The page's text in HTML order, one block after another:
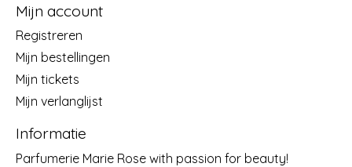
Mijn account
Registreren
Mijn bestellingen
Mijn tickets
Mijn verlanglijst
Informatie
Parfumerie Marie Rose with passion for beauty!